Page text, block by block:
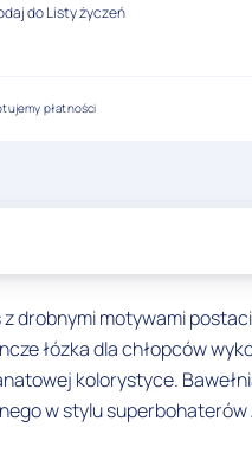
do Listy życzeń
płatności
drobnymi motywami
łózka dla chłopców
kolorystyce.
w stylu